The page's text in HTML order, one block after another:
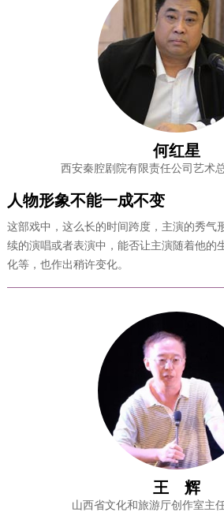
何红星
西安秦腔剧院有限责任公司艺术
人物形象不能一成不变
这部戏中，这么长的时间跨度，主演的秀气
续的演唱或者表演中，能否让主演随着他的
化等，也作出稍许变化。
王 辉
山西省文化和旅游厅创作室主